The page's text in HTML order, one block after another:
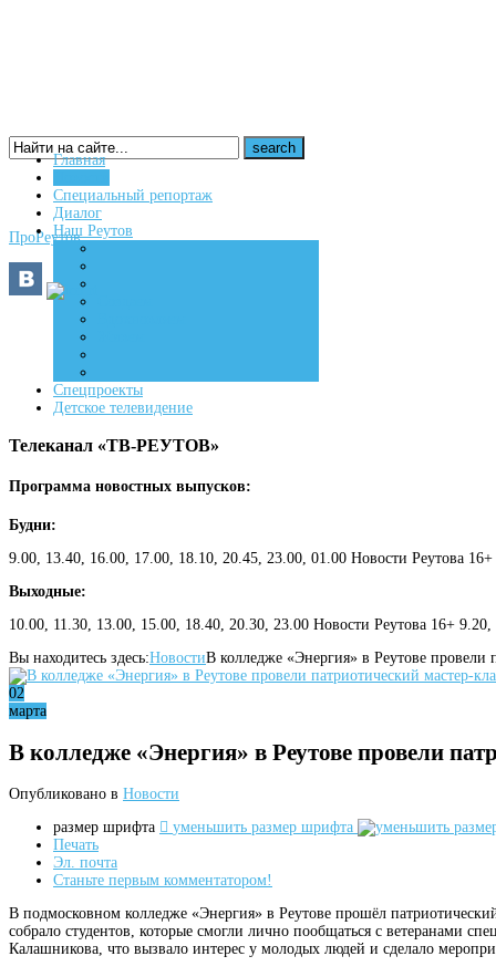
16+
ПроРеутов
Главная
Специальный репортаж
Диалог
Наш Реутов
Спецпроекты
Детское телевидение
Телеканал «ТВ-РЕУТОВ»
Программа новостных выпусков:
Будни:
9.00, 13.40, 16.00, 17.00, 18.10, 20.45, 23.00, 01.00 Новости Реутова
Выходные:
10.00, 11.30, 13.00, 15.00, 18.40, 20.30, 23.00 Новости Реутова 16+
Вы находитесь здесь:НовостиВ колледже «Энергия» в Реутове провели
02
марта
В колледже «Энергия» в Реутове провели
Опубликовано в Новости
размер шрифта
уменьшить размер шрифта
Печать
Эл. почта
Станьте первым комментатором!
В подмосковном колледже «Энергия» в Реутове прошёл
собрало студентов, которые смогли лично пообщаться с ветеранами
Калашникова, что вызвало интерес у молодых людей и сделало